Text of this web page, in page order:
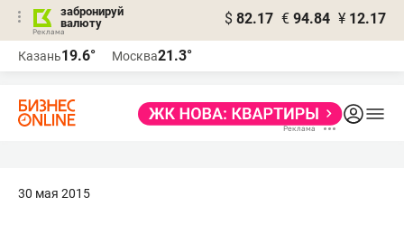
забронируй
валюту
$ 82.17 € 94.84 ¥ 12.17
Казань19.6° Москва21.3°
30 мая 2015